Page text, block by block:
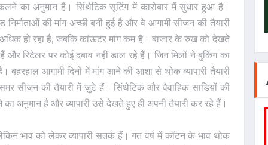
का अनुमान है। सिंथेटिक सूटिंग में कारोबार में सुधार हुआ है।
निर्माताओं की मांग अच्छी बनी हुई है और वे आगामी सीजन की तैयारी
हो रहा है, जबकि कांऊटर मांग कम है। बाजार के रुख को देखते
और रिटेलर पर कोई दबाव नहीं डाल रहे हैं। जिन मिलों ने बुकिंग का
बहरहाल आगामी दिनों में मांग आने की आशा से थोक व्यापारी तैयारी
समर सीजन की तैयारी में जुटे हैं। सिंथेटिक और वैवाहिक साडिय़ों की
का अनुमान है और व्यापारी उसे देखते हुए ही अपनी तैयारी कर रहे हैं।
भाव को लेकर व्यापारी सतर्क हैं। गत वर्ष में कॉटन के भाव थोक